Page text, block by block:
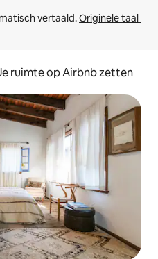
vertaald. Originele taal
ruimte op Airbnb zetten